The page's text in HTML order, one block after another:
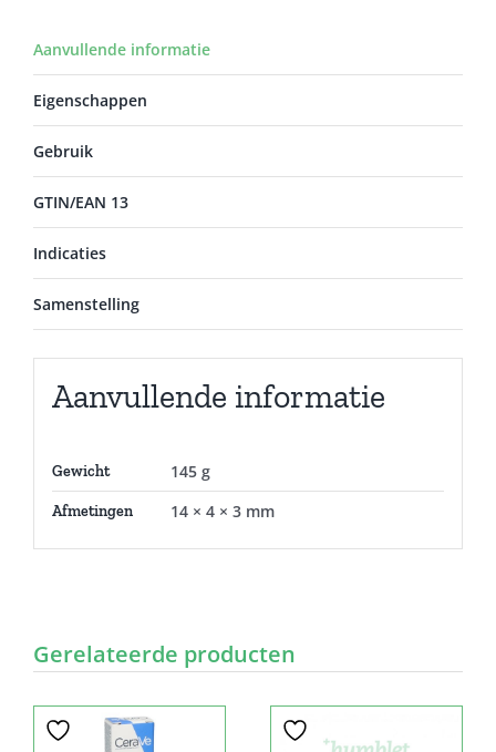
Aanvullende informatie
Eigenschappen
Gebruik
GTIN/EAN 13
Indicaties
Samenstelling
Aanvullende informatie
Gewicht 145 g
Afmetingen 14 × 4 × 3 mm
Gerelateerde producten